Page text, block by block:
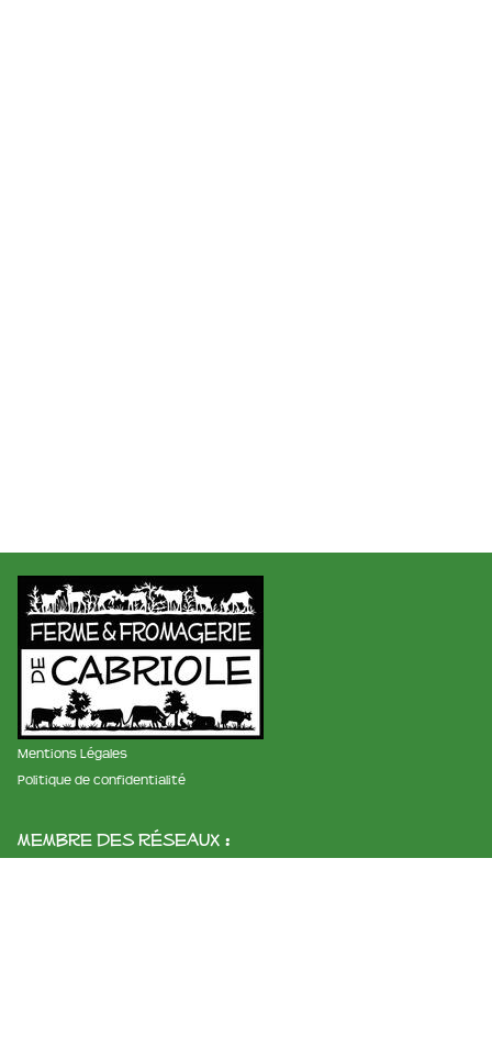
Mentions Légales
Politique de confidentialité
membre des réseaux :